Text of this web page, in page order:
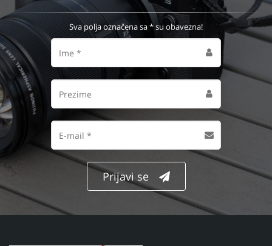
Sva polja označena sa * su obavezna!
Prijavi se